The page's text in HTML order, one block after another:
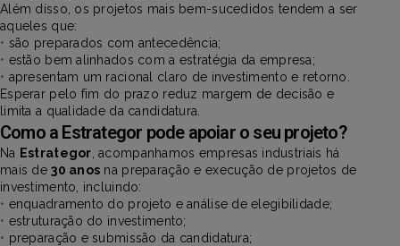
Além disso, os projetos mais bem-sucedidos tendem a ser
aqueles que:
• são preparados com antecedência;
• estão bem alinhados com a estratégia da empresa;
• apresentam um racional claro de investimento e retorno.
Esperar pelo fim do prazo reduz margem de decisão e
limita a qualidade da candidatura.
Como a Estrategor pode apoiar o seu projeto?
Na Estrategor , acompanhamos empresas industriais há
mais de30 anos na preparação e execução de projetos de
investimento, incluindo:
• enquadramento do projeto e análise de elegibilidade;
• estruturação do investimento;
• preparação e submissão da candidatura;